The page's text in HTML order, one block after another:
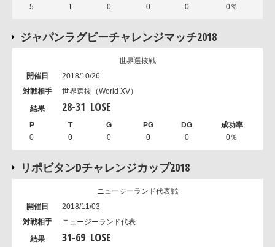
5 1 0 0 0 0％
ジャパンラグビーチャレンジマッチ2018
世界選抜戦
2018/10/26
世界選抜（World XV）
28-31 LOSE
0 0 0 0 0 0％
リポビタンDチャレンジカップ2018
ニュージーランド代表戦
2018/11/03
ニュージーランド代表
31-69 LOSE